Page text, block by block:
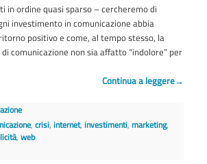
in ordine quasi sparso – cercheremo di
investimento in comunicazione abbia
positivo e come, al tempo stesso, la
comunicazione non sia affatto “indolore” per
Continua a leggere→
,crisi,internet,investimenti,marketing,
,web